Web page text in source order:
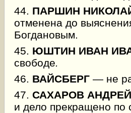
44. ПАРШИН
отменена до
Богдановым.
45. ЮШТИН ИВАН
свободе.
46. ВАЙСБЕРГ— не
47. САХАРОВ
и дело прекращено по